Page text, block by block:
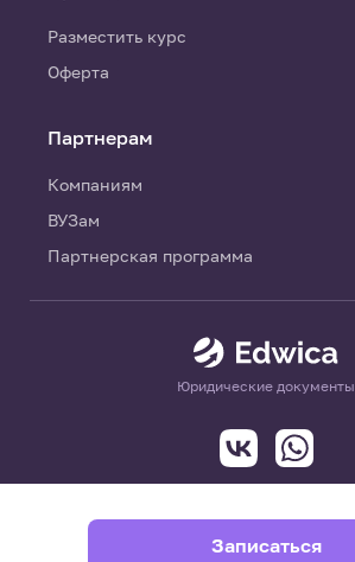
Записаться
Юридические документы
Разместить курс
Оферта
Партнерам
Компаниям
ВУЗам
Партнерская программа